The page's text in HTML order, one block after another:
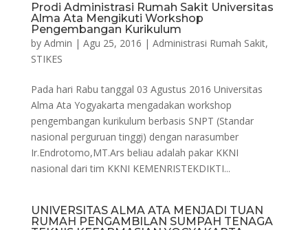
Prodi Administrasi Rumah Sakit Universitas
Alma Ata Mengikuti Workshop
Pengembangan Kurikulum
by Admin | Agu 25, 2016 | Administrasi Rumah Sakit,
STIKES
Pada hari Rabu tanggal 03 Agustus 2016 Universitas
Alma Ata Yogyakarta mengadakan workshop
pengembangan kurikulum berbasis SNPT (Standar
nasional perguruan tinggi) dengan narasumber
Ir.Endrotomo,MT.Ars beliau adalah pakar KKNI
nasional dari tim KKNI KEMENRISTEKDIKTI...
UNIVERSITAS ALMA ATA MENJADI TUAN
RUMAH PENGAMBILAN SUMPAH TENAGA